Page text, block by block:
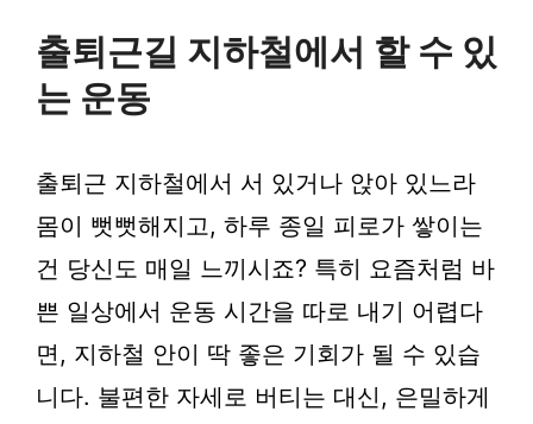
출퇴근길 지하철에서 할 수 있
는 운동
출퇴근 지하철에서 서 있거나 앉아 있느라
몸이 뻣뻣해지고, 하루 종일 피로가 쌓이는
건 당신도 매일 느끼시죠? 특히 요즘처럼 바
쁜 일상에서 운동 시간을 따로 내기 어렵다
면, 지하철 안이 딱 좋은 기회가 될 수 있습
니다. 불편한 자세로 버티는 대신, 은밀하게